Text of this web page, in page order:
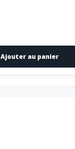
Ajouter au panier